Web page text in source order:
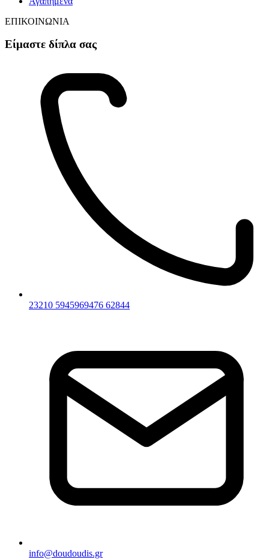
ΕΠΙΚΟΙΝΩΝΙΑ
Είμαστε δίπλα σας
23210 5945969476 62844
info@doudoudis.gr